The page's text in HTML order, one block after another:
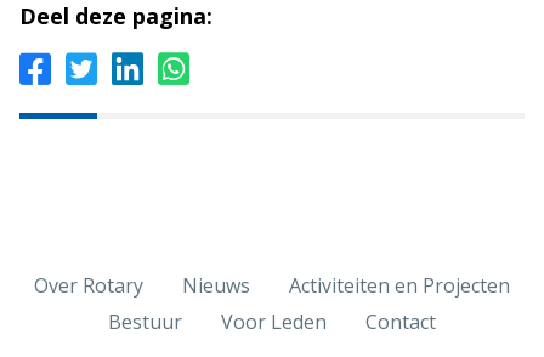
Deel deze pagina:
Over Rotary Nieuws
Activiteiten en Projecten
Bestuur
Voor Leden Contact